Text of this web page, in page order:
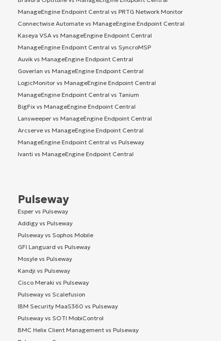
ManageEngine Endpoint Central vs PRTG Network Monitor
Connectwise Automate vs ManageEngine Endpoint Central
Kaseya VSA vs ManageEngine Endpoint Central
ManageEngine Endpoint Central vs SyncroMSP
Auvik vs ManageEngine Endpoint Central
Goverlan vs ManageEngine Endpoint Central
LogicMonitor vs ManageEngine Endpoint Central
ManageEngine Endpoint Central vs Tanium
BigFix vs ManageEngine Endpoint Central
Lansweeper vs ManageEngine Endpoint Central
Arcserve vs ManageEngine Endpoint Central
ManageEngine Endpoint Central vs Pulseway
Ivanti vs ManageEngine Endpoint Central
Pulseway
Esper vs Pulseway
Addigy vs Pulseway
Pulseway vs Sophos Mobile
GFI Languard vs Pulseway
Mosyle vs Pulseway
Kandji vs Pulseway
Cisco Meraki vs Pulseway
Pulseway vs Scalefusion
IBM Security MaaS360 vs Pulseway
Pulseway vs SOTI MobiControl
BMC Helix Client Management vs Pulseway